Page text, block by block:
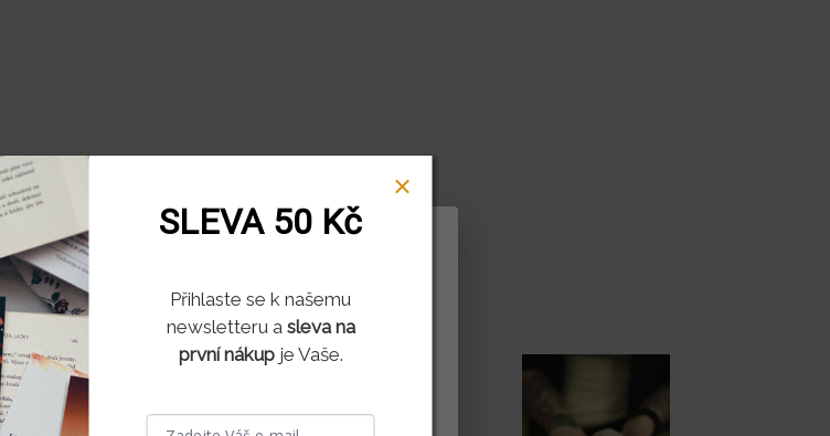
ZOBRAZIT
Souhlas s využitím souborů cookies
cookies, které nám pomáhají zkvalitnit naše
jak ve svém prohlížeči na daném zařízení děláte.
podle vás a je schopná se přizpůsobit vašim
SLEVA 50 Kč
Přihlaste se k našemu
newsletteru a sleva na
první nákupje Vaše.